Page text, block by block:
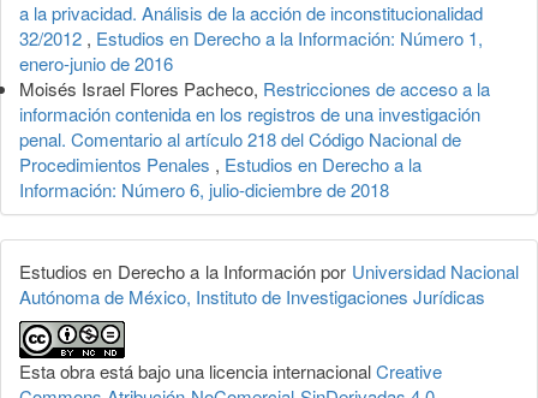
artículo
a la privacidad. Análisis de la acción de inconstitucionalidad
32/2012 , Estudios en Derecho a la Información: Número 1,
enero-junio de 2016
Moisés Israel Flores Pacheco, Restricciones de acceso a la
información contenida en los registros de una investigación
penal. Comentario al artículo 218 del Código Nacional de
Procedimientos Penales , Estudios en Derecho a la
Información: Número 6, julio-diciembre de 2018
Estudios en Derecho a la Información por Universidad Nacional
Autónoma de México, Instituto de Investigaciones Jurídicas
Esta obra está bajo una licencia internacionalCreative